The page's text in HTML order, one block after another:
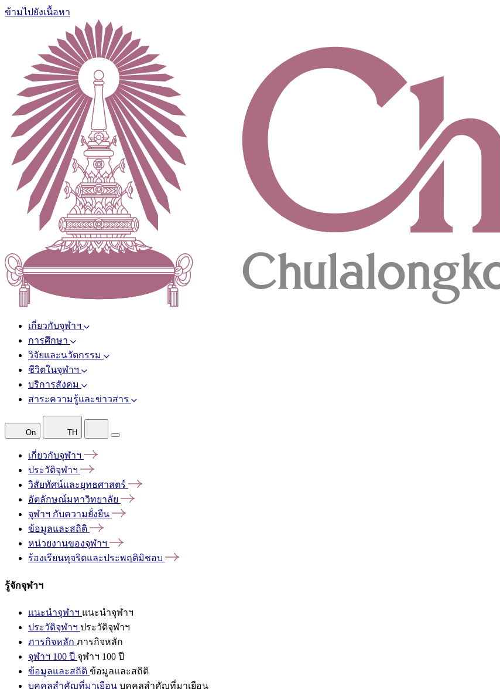
ข้ามไปยังเนื้อหา
เกี่ยวกับจุฬาฯ
การศึกษา
วิจัยและนวัตกรรม
ชีวิตในจุฬาฯ
บริการสังคม
สาระความรู้และข่าวสาร
On TH
เกี่ยวกับจุฬาฯ
ประวัติจุฬาฯ
วิสัยทัศน์และยุทธศาสตร์
อัตลักษณ์มหาวิทยาลัย
จุฬาฯ กับความยั่งยืน
ข้อมูลและสถิติ
หน่วยงานของจุฬาฯ
ร้องเรียนทุจริตและประพฤติมิชอบ
รู้จักจุฬาฯ
แนะนำจุฬาฯ แนะนำจุฬาฯ
ประวัติจุฬาฯ ประวัติจุฬาฯ
ภารกิจหลัก ภารกิจหลัก
จุฬาฯ 100 ปี จุฬาฯ 100 ปี
ข้อมูลและสถิติ ข้อมูลและสถิติ
บุคคลสำคัญที่มาเยือน บุคคลสำคัญที่มาเยือน